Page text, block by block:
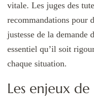
vitale. Les juges des
recommandations pour
justesse de la demande
essentiel qu’il soit
chaque situation.
Les enjeux